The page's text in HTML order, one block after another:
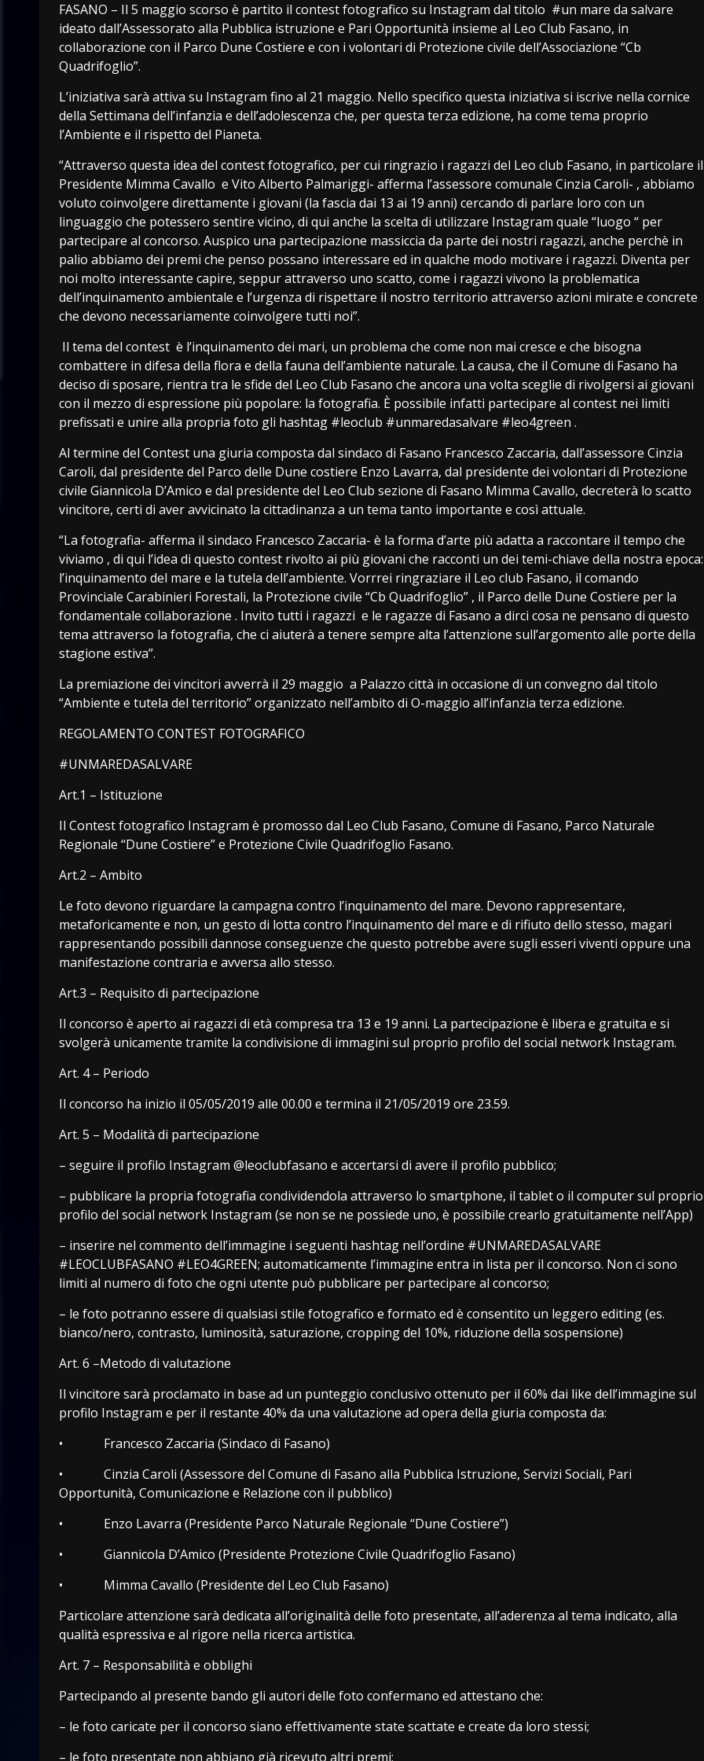
FASANO – Il 5 maggio scorso è partito il contest fotografico su Instagram dal titolo #un mare da salvare
ideato dall’Assessorato alla Pubblica istruzione e Pari Opportunità insieme al Leo Club Fasano, in
collaborazione con il Parco Dune Costiere e con i volontari di Protezione civile dell’Associazione “Cb
Quadrifoglio”.
L’iniziativa sarà attiva su Instagram fino al 21 maggio. Nello specifico questa iniziativa si iscrive nella cornice
della Settimana dell’infanzia e dell’adolescenza che, per questa terza edizione, ha come tema proprio
l’Ambiente e il rispetto del Pianeta.
“Attraverso questa idea del contest fotografico, per cui ringrazio i ragazzi del Leo club Fasano, in particolare il
Presidente Mimma Cavallo e Vito Alberto Palmariggi- afferma l’assessore comunale Cinzia Caroli- , abbiamo
voluto coinvolgere direttamente i giovani (la fascia dai 13 ai 19 anni) cercando di parlare loro con un
linguaggio che potessero sentire vicino, di qui anche la scelta di utilizzare Instagram quale “luogo “ per
partecipare al concorso. Auspico una partecipazione massiccia da parte dei nostri ragazzi, anche perchè in
palio abbiamo dei premi che penso possano interessare ed in qualche modo motivare i ragazzi. Diventa per
noi molto interessante capire, seppur attraverso uno scatto, come i ragazzi vivono la problematica
dell’inquinamento ambientale e l’urgenza di rispettare il nostro territorio attraverso azioni mirate e concrete
che devono necessariamente coinvolgere tutti noi”.
Il tema del contest è l’inquinamento dei mari, un problema che come non mai cresce e che bisogna
combattere in difesa della flora e della fauna dell’ambiente naturale. La causa, che il Comune di Fasano ha
deciso di sposare, rientra tra le sfide del Leo Club Fasano che ancora una volta sceglie di rivolgersi ai giovani
con il mezzo di espressione più popolare: la fotografia. È possibile infatti partecipare al contest nei limiti
prefissati e unire alla propria foto gli hashtag #leoclub #unmaredasalvare #leo4green .
Al termine del Contest una giuria composta dal sindaco di Fasano Francesco Zaccaria, dall’assessore Cinzia
Caroli, dal presidente del Parco delle Dune costiere Enzo Lavarra, dal presidente dei volontari di Protezione
civile Giannicola D’Amico e dal presidente del Leo Club sezione di Fasano Mimma Cavallo, decreterà lo scatto
vincitore, certi di aver avvicinato la cittadinanza a un tema tanto importante e così attuale.
“La fotografia- afferma il sindaco Francesco Zaccaria- è la forma d’arte più adatta a raccontare il tempo che
viviamo , di qui l’idea di questo contest rivolto ai più giovani che racconti un dei temi-chiave della nostra epoca:
l’inquinamento del mare e la tutela dell’ambiente. Vorrrei ringraziare il Leo club Fasano, il comando
Provinciale Carabinieri Forestali, la Protezione civile “Cb Quadrifoglio” , il Parco delle Dune Costiere per la
fondamentale collaborazione . Invito tutti i ragazzi e le ragazze di Fasano a dirci cosa ne pensano di questo
tema attraverso la fotografia, che ci aiuterà a tenere sempre alta l’attenzione sull’argomento alle porte della
stagione estiva”.
La premiazione dei vincitori avverrà il 29 maggio a Palazzo città in occasione di un convegno dal titolo
“Ambiente e tutela del territorio” organizzato nell’ambito di O-maggio all’infanzia terza edizione.
REGOLAMENTO CONTEST FOTOGRAFICO
#UNMAREDASALVARE
Art.1 – Istituzione
Il Contest fotografico Instagram è promosso dal Leo Club Fasano, Comune di Fasano, Parco Naturale
Regionale “Dune Costiere” e Protezione Civile Quadrifoglio Fasano.
Art.2 – Ambito
Le foto devono riguardare la campagna contro l’inquinamento del mare. Devono rappresentare,
metaforicamente e non, un gesto di lotta contro l’inquinamento del mare e di rifiuto dello stesso, magari
rappresentando possibili dannose conseguenze che questo potrebbe avere sugli esseri viventi oppure una
manifestazione contraria e avversa allo stesso.
Art.3 – Requisito di partecipazione
Il concorso è aperto ai ragazzi di età compresa tra 13 e 19 anni. La partecipazione è libera e gratuita e si
svolgerà unicamente tramite la condivisione di immagini sul proprio profilo del social network Instagram.
Art. 4 – Periodo
Il concorso ha inizio il 05/05/2019 alle 00.00 e termina il 21/05/2019 ore 23.59.
Art. 5 – Modalità di partecipazione
– seguire il profilo Instagram @leoclubfasano e accertarsi di avere il profilo pubblico;
– pubblicare la propria fotografia condividendola attraverso lo smartphone, il tablet o il computer sul proprio
profilo del social network Instagram (se non se ne possiede uno, è possibile crearlo gratuitamente nell’App)
– inserire nel commento dell’immagine i seguenti hashtag nell’ordine #UNMAREDASALVARE
#LEOCLUBFASANO #LEO4GREEN; automaticamente l’immagine entra in lista per il concorso. Non ci sono
limiti al numero di foto che ogni utente può pubblicare per partecipare al concorso;
– le foto potranno essere di qualsiasi stile fotografico e formato ed è consentito un leggero editing (es.
bianco/nero, contrasto, luminosità, saturazione, cropping del 10%, riduzione della sospensione)
Art. 6 –Metodo di valutazione
Il vincitore sarà proclamato in base ad un punteggio conclusivo ottenuto per il 60% dai like dell’immagine sul
profilo Instagram e per il restante 40% da una valutazione ad opera della giuria composta da:
• Francesco Zaccaria (Sindaco di Fasano)
• Cinzia Caroli (Assessore del Comune di Fasano alla Pubblica Istruzione, Servizi Sociali, Pari
Opportunità, Comunicazione e Relazione con il pubblico)
• Enzo Lavarra (Presidente Parco Naturale Regionale “Dune Costiere”)
• Giannicola D’Amico (Presidente Protezione Civile Quadrifoglio Fasano)
• Mimma Cavallo (Presidente del Leo Club Fasano)
Particolare attenzione sarà dedicata all’originalità delle foto presentate, all’aderenza al tema indicato, alla
qualità espressiva e al rigore nella ricerca artistica.
Art. 7 – Responsabilità e obblighi
Partecipando al presente bando gli autori delle foto confermano ed attestano che:
– le foto caricate per il concorso siano effettivamente state scattate e create da loro stessi;
– le foto presentate non abbiano già ricevuto altri premi;